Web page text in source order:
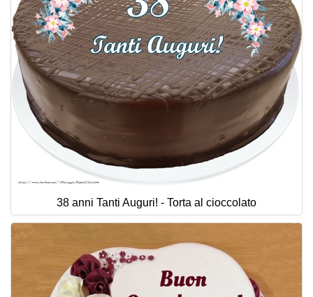
Accedi
38 anni Tanti Auguri! - Torta al cioccolato